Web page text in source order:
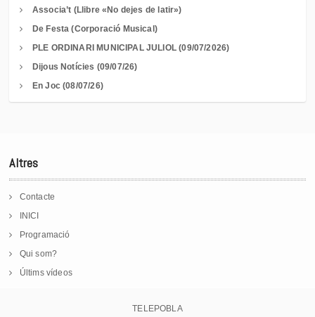
Associa’t (Llibre «No dejes de latir»)
De Festa (Corporació Musical)
PLE ORDINARI MUNICIPAL JULIOL (09/07/2026)
Dijous Notícies (09/07/26)
En Joc (08/07/26)
Altres
Contacte
INICI
Programació
Qui som?
Últims vídeos
TELEPOBLA